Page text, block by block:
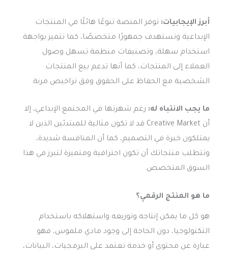
أبرز الإيجابيات: توفر المنصة تنوعًا هائلًا في المنتجات
الإبداعية وتستهدف جمهورًا متخصصًا، كما تتميز بواجهة
استخدام سهلة، وتصنيفات منظمة تسهل وصول
العملاء إلى المنتجات، كما أنها تدعم بيع المنتجات
الشخصية مع الحفاظ على الحقوق وفق تراخيص مرنة.
ما يجب الانتباه له: رغم شهرتها في المجتمع الإبداعي، إلا
أن Creative Market قد لا تكون مثالية للمبتدئين الذين لا
يمتلكون خبرة في التصميم، كما أن المنافسة شديدة،
وتتطلب منتجاتك أن تكون احترافية ومتميزة لتبرز في هذا
السوق المتخصص.
ما هو المنتج الرقمي؟
هو كل ما يمكن إنتاجه وتوزيعه واستهلاكه باستخدام
التكنولوجيا، دون الحاجة إلى وجود مادي ملموس، فهو
عبارة عن محتوى أو خدمة تعتمد على البرمجيات، البيانات،